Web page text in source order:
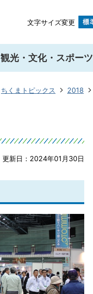
文字サイズ変更
観光・文化・スポーツ
ちくまトピックス 2018
更新日：2024年01月30日